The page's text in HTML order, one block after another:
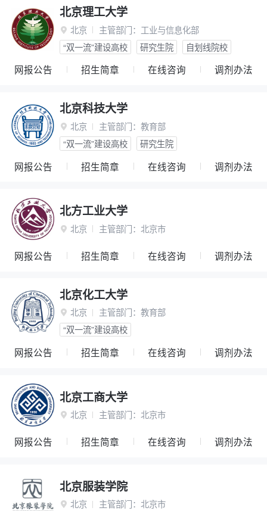
北京理工大学
 北京 主管部门： 工业与信息化部
“双一流”建设高校
研究生院 自划线院校
网报公告 招生简章 在线咨询 调剂办法
北京科技大学
 北京 主管部门： 教育部
“双一流”建设高校
研究生院
网报公告 招生简章 在线咨询 调剂办法
北方工业大学
 北京 主管部门： 北京市
网报公告 招生简章 在线咨询 调剂办法
北京化工大学
 北京 主管部门： 教育部
“双一流”建设高校
网报公告 招生简章 在线咨询 调剂办法
北京工商大学
 北京 主管部门： 北京市
网报公告 招生简章 在线咨询 调剂办法
北京服装学院
 北京 主管部门： 北京市